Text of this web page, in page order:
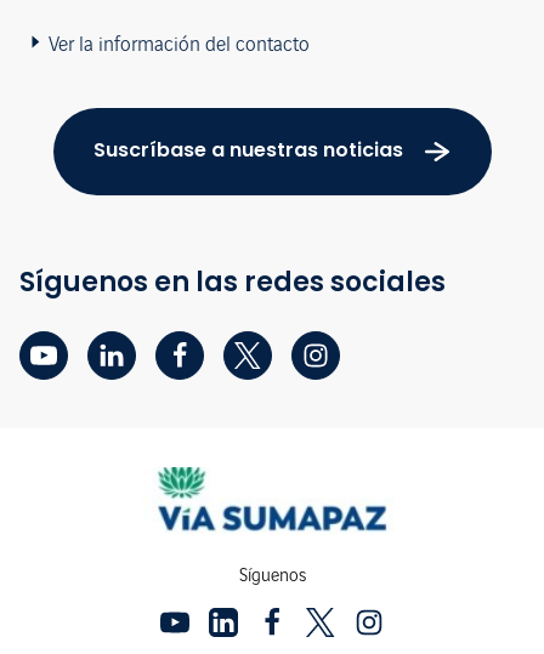
Ver la información del contacto
Suscríbase a nuestras noticias
Síguenos en las redes sociales
Síguenos